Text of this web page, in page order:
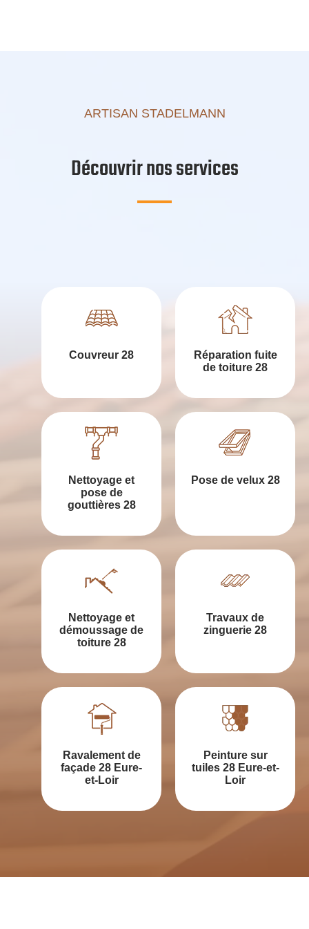
ARTISAN STADELMANN
Découvrir nos services
Couvreur 28
Réparation fuite
de toiture 28
Nettoyage et
pose de
gouttières 28
Pose de velux 28
Nettoyage et
démoussage de
toiture 28
Travaux de
zinguerie 28
Ravalement de
façade 28 Eure-
et-Loir
Peinture sur
tuiles 28 Eure-et-
Loir